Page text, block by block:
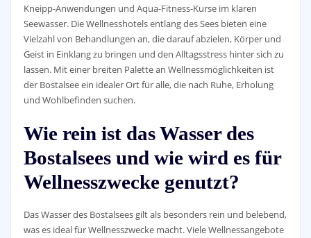
Kneipp-Anwendungen und Aqua-Fitness-Kurse im klaren
Seewasser. Die Wellnesshotels entlang des Sees bieten eine
Vielzahl von Behandlungen an, die darauf abzielen, Körper und
Geist in Einklang zu bringen und den Alltagsstress hinter sich zu
lassen. Mit einer breiten Palette an Wellnessmöglichkeiten ist
der Bostalsee ein idealer Ort für alle, die nach Ruhe, Erholung
und Wohlbefinden suchen.
Wie rein ist das Wasser des
Bostalsees und wie wird es für
Wellnesszwecke genutzt?
Das Wasser des Bostalsees gilt als besonders rein und belebend,
was es ideal für Wellnesszwecke macht. Viele Wellnessangebote